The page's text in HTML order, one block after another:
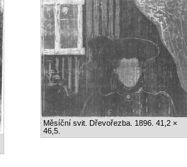
Měsíční svit. Dřevořezba. 1896. 41,2 ×
46,5.